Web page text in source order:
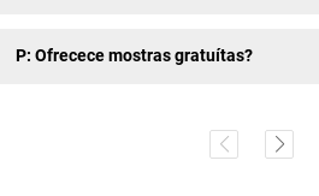
P: Ofrecece mostras gratuítas?